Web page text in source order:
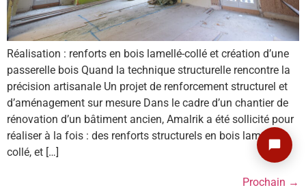
Réalisation : renforts en bois lamellé-collé et création d’une
passerelle bois Quand la technique structurelle rencontre la
précision artisanale Un projet de renforcement structurel et
d’aménagement sur mesure Dans le cadre d’un chantier de
rénovation d’un bâtiment ancien, Amalrik a été sollicité pour
réaliser à la fois : des renforts structurels en bois lamellé-
collé, et […]
Prochain →